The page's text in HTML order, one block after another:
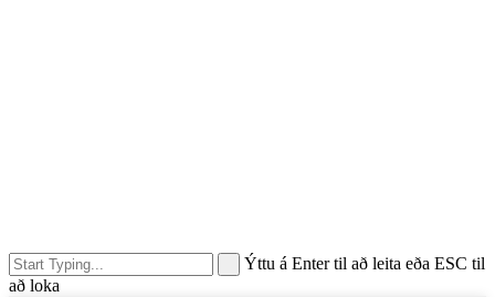
Ýttu á Enter til að leita eða ESC til
að loka